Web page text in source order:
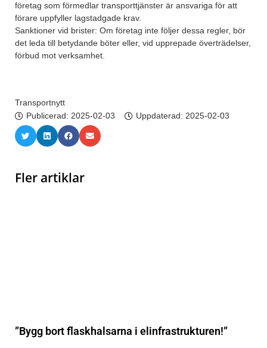
företag som förmedlar transporttjänster är ansvariga för att
förare uppfyller lagstadgade krav.
Sanktioner vid brister: Om företag inte följer dessa regler, bör
det leda till betydande böter eller, vid upprepade överträdelser,
förbud mot verksamhet.
Transportnytt
Publicerad: 2025-02-03 Uppdaterad: 2025-02-03
Fler artiklar
”Bygg bort flaskhalsarna i elinfrastrukturen!”